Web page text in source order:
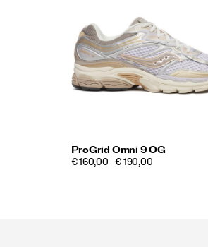
ProGrid Omni 9 OG
€ 160,00 - € 190,00